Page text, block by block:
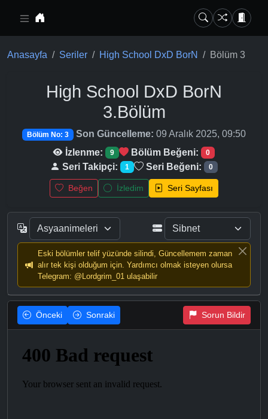
Anasayfa Seriler High School DxD BorN Bölüm 3
High School DxD BorN
3.Bölüm
Bölüm No: 3 Son Güncelleme: 09 Aralık 2025, 09:50
İzlenme:
9 Bölüm Beğeni: 0
Seri Takipçi: 1 Seri Beğeni: 0
Beğen İzledim Seri Sayfası
Eski bölümler telif yüzünde silindi, Güncellemem zaman
alır tek kişi olduğum için. Yardımcı olmak isteyen olursa
Telegram: @Lordgrim_01 ulaşabilir
Önceki Sonraki Sorun Bildir